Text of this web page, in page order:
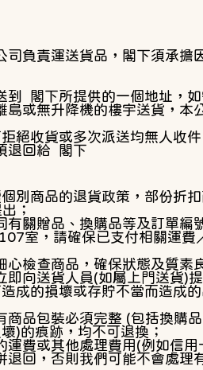
司負責運送貨品，閣下須承
到 閣下所提供的一個地址，
島或無升降機的樓宇送貨，
絕收貨或多次派送均無人收
退回給 閣下
別商品的退貨政策，部份折
；
有關贈品、換購品等及訂單
室，請確保已支付相關運
心檢查商品，確保狀態及質
即向送貨人員(如屬上門送貨)提
成的損壞或存貯不當而造成
商品包裝必須完整 (包括換購
)的痕跡，均不可退換；
運費或其他處理費用(例如信
退回，否則我們可能不會處